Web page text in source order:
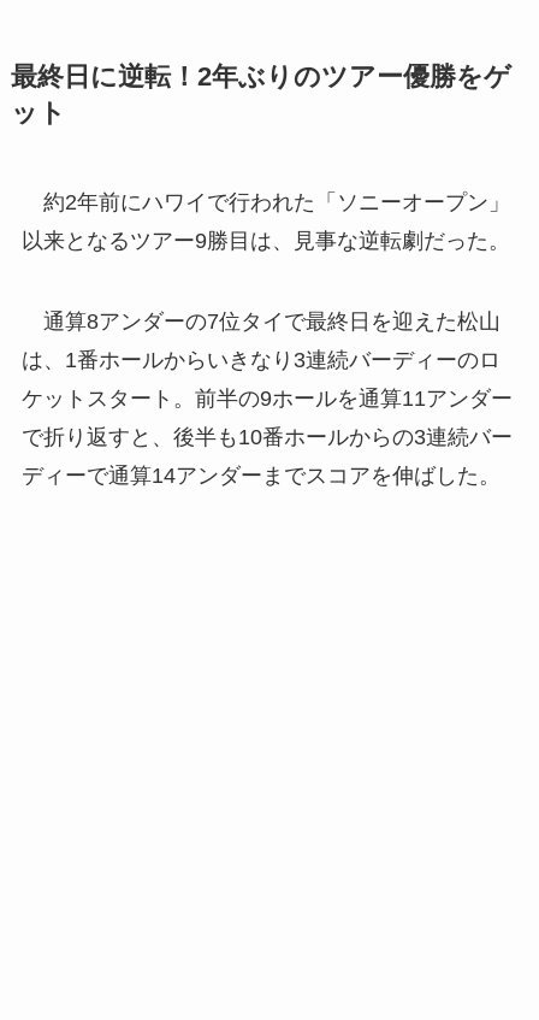
最終日に逆転！2年ぶりのツアー優勝をゲ
ット
約2年前にハワイで行われた「ソニーオープン」
以来となるツアー9勝目は、見事な逆転劇だった。
通算8アンダーの7位タイで最終日を迎えた松山
は、1番ホールからいきなり3連続バーディーのロ
ケットスタート。前半の9ホールを通算11アンダー
で折り返すと、後半も10番ホールからの3連続バー
ディーで通算14アンダーまでスコアを伸ばした。